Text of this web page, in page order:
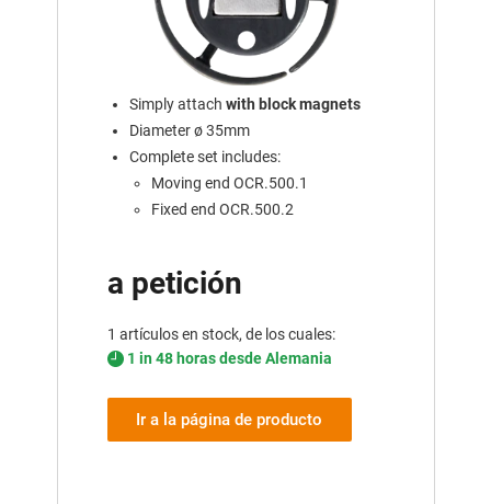
Simply attach with block magnets
Diameter ø 35mm
Complete set includes:
Moving end OCR.500.1
Fixed end OCR.500.2
a petición
1 artículos en stock, de los cuales:
1 in 48 horas desde Alemania
Ir a la página de producto